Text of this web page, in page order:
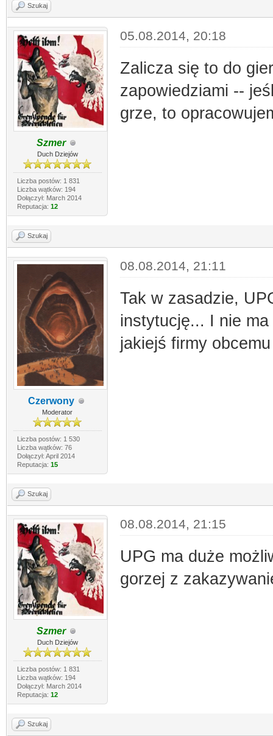
Szukaj
Szmer
Duch Dziejów
Liczba postów: 1 831
Liczba wątków: 194
Dołączył: March 2014
Reputacja: 12
05.08.2014, 20:18
Zalicza się to do
zapowiedziami --
grze, to
Szukaj
Czerwony
Moderator
Liczba postów: 1 530
Liczba wątków: 76
Dołączył: April 2014
Reputacja: 15
08.08.2014, 21:11
Tak w zasadzie,
instytucję... I nie
jakiejś firmy
Szukaj
Szmer
Duch Dziejów
Liczba postów: 1 831
Liczba wątków: 194
Dołączył: March 2014
Reputacja: 12
08.08.2014, 21:15
UPG ma duże
gorzej z
Szukaj